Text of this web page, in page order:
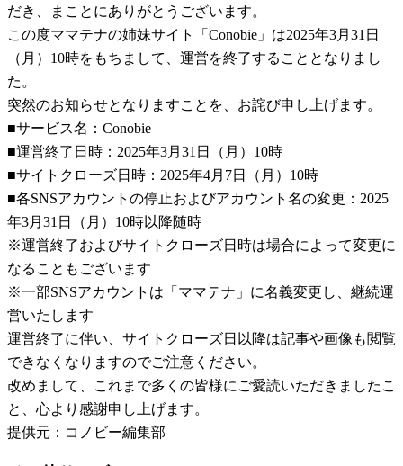
だき、まことにありがとうございます。
この度ママテナの姉妹サイト「Conobie」は2025年3月31日
（月）10時をもちまして、運営を終了することとなりまし
た。
突然のお知らせとなりますことを、お詫び申し上げます。
■サービス名：Conobie
■運営終了日時：2025年3月31日（月）10時
■サイトクローズ日時：2025年4月7日（月）10時
■各SNSアカウントの停止およびアカウント名の変更：2025
年3月31日（月）10時以降随時
※運営終了およびサイトクローズ日時は場合によって変更に
なることもございます
※一部SNSアカウントは「ママテナ」に名義変更し、継続運
営いたします
運営終了に伴い、サイトクローズ日以降は記事や画像も閲覧
できなくなりますのでご注意ください。
改めまして、これまで多くの皆様にご愛読いただきましたこ
と、心より感謝申し上げます。
提供元：コノビー編集部